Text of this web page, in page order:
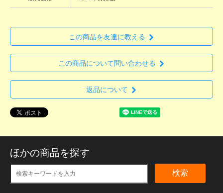
この商品を友達に教える
この商品について問い合わせる
返品について
ほかの商品を探す
検索